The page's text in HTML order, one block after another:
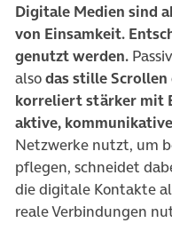
Digitale Medien sind
von Einsamkeit.
genutzt werden.
alsodas stille
korreliert stärker mit
aktive,
Netzwerke nutzt, um
pflegen, schneidet
die digitale Kontakte
reale Verbindungen